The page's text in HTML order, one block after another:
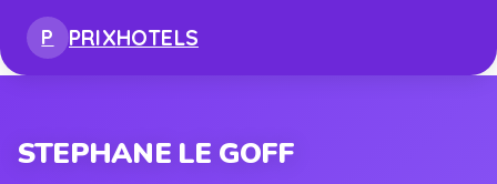
P PRIXHOTELS
STEPHANE LE GOFF